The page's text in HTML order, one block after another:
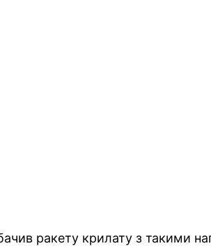
ракету крилату з такими